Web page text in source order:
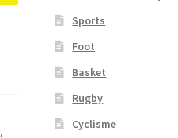
,
Sports
Foot
Basket
Rugby
Cyclisme